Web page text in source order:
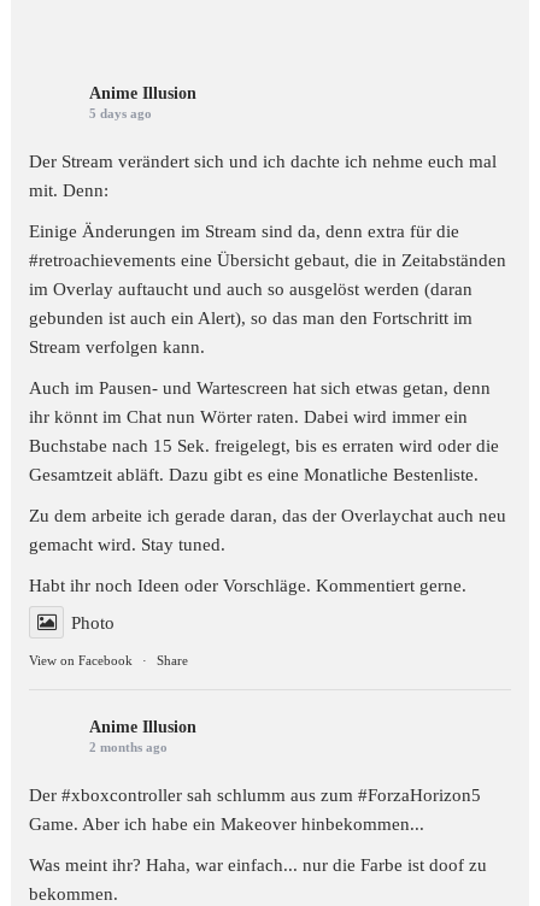
Anime Illusion
5 days ago
Der Stream verändert sich und ich dachte ich nehme euch mal
mit. Denn:
Einige Änderungen im Stream sind da, denn extra für die
#retroachievements eine Übersicht gebaut, die in Zeitabständen
im Overlay auftaucht und auch so ausgelöst werden (daran
gebunden ist auch ein Alert), so das man den Fortschritt im
Stream verfolgen kann.
Auch im Pausen- und Wartescreen hat sich etwas getan, denn
ihr könnt im Chat nun Wörter raten. Dabei wird immer ein
Buchstabe nach 15 Sek. freigelegt, bis es erraten wird oder die
Gesamtzeit abläft. Dazu gibt es eine Monatliche Bestenliste.
Zu dem arbeite ich gerade daran, das der Overlaychat auch neu
gemacht wird. Stay tuned.
Habt ihr noch Ideen oder Vorschläge. Kommentiert gerne.
Photo
View on Facebook · Share
Anime Illusion
2 months ago
Der #xboxcontroller sah schlumm aus zum#ForzaHorizon5
Game. Aber ich habe ein Makeover hinbekommen...
Was meint ihr? Haha, war einfach... nur die Farbe ist doof zu
bekommen.